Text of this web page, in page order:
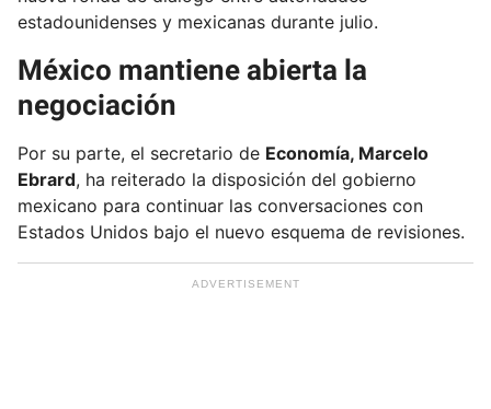
estadounidenses y mexicanas durante julio.
México mantiene abierta la
negociación
Por su parte, el secretario de Economía, Marcelo
Ebrard, ha reiterado la disposición del gobierno
mexicano para continuar las conversaciones con
Estados Unidos bajo el nuevo esquema de revisiones.